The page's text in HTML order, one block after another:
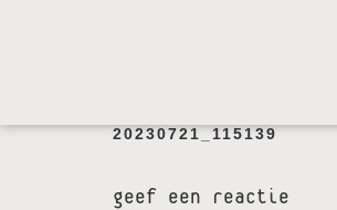
20230721_115139
geef een reactie